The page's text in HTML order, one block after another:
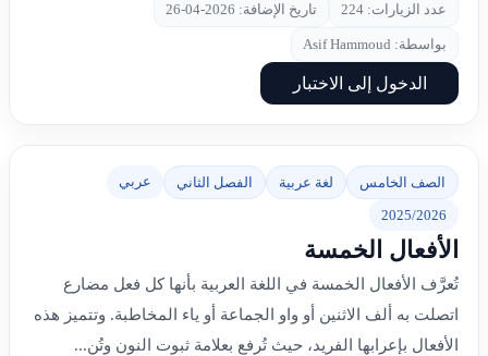
عدد الزيارات: 224 تاريخ الإضافة: 2026-04-26
بواسطة: Asif Hammoud
الدخول إلى الاختبار
الصف الخامس لغة عربية الفصل الثاني عربي
2025/2026
الأفعال الخمسة
تُعرَّف الأفعال الخمسة في اللغة العربية بأنها كل فعل مضارع
اتصلت به ألف الاثنين أو واو الجماعة أو ياء المخاطبة. وتتميز هذه
الأفعال بإعرابها الفريد، حيث تُرفع بعلامة ثبوت النون وتُن...